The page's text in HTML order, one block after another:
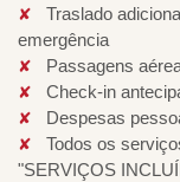
Traslado
emergência
Passagens
Check-in
Despesas
Todos os
"SERVIÇOS